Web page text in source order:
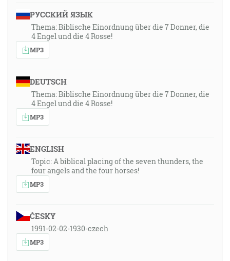
РУССКИЙ ЯЗЫК
Thema: Biblische Einordnung über die 7 Donner, die
4 Engel und die 4 Rosse!
MP3
DEUTSCH
Thema: Biblische Einordnung über die 7 Donner, die
4 Engel und die 4 Rosse!
MP3
ENGLISH
Topic: A biblical placing of the seven thunders, the
four angels and the four horses!
MP3
ČESKY
1991-02-02-1930-czech
MP3